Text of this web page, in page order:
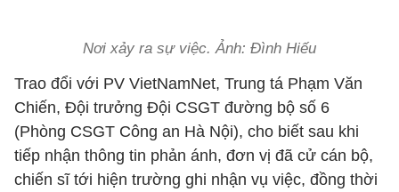
Nơi xảy ra sự việc. Ảnh: Đình Hiếu
Trao đổi với PV VietNamNet, Trung tá Phạm Văn
Chiến, Đội trưởng Đội CSGT đường bộ số 6
(Phòng CSGT Công an Hà Nội), cho biết sau khi
tiếp nhận thông tin phản ánh, đơn vị đã cử cán bộ,
chiến sĩ tới hiện trường ghi nhận vụ việc, đồng thời